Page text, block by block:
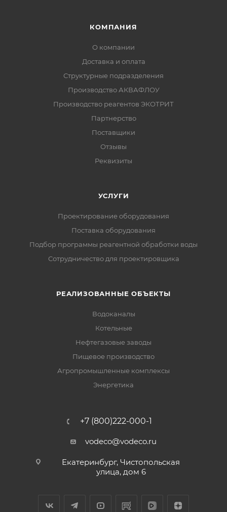
КОМПАНИЯ
О компании
Доставка и оплата
Структурные подразделения
Производство АКВАФЛОУ
Производство реагентов ЭКОТРИТ
Партнерство
Поставщики
Отзывы
Реквизиты
УСЛУГИ
Проектирование оборудования
Поставка оборудования
Подбор программы реагентной обработки воды
Сотрудничество для проектировщика
РЕАЛИЗОВАННЫЕ ОБЪЕКТЫ
Водоканалы
Котельные
Нефтегазовые заводы
Пищевое производство
Агропромышленные комплексы
Энергетика
+7 (800)222-000-1
vodeco@vodeco.ru
Екатеринбург, Чистопольская
улица, дом 6